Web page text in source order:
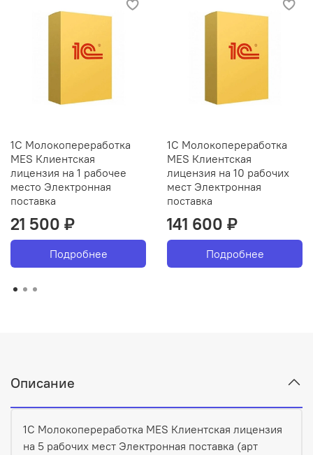
1С Молокопереработка
MES Клиентская
лицензия на 1 рабочее
место Электронная
поставка
21 500 ₽
Подробнее
1С Молокопереработка
MES Клиентская
лицензия на 10 рабочих
мест Электронная
поставка
141 600 ₽
Подробнее
Описание
1С Молокопереработка MES Клиентская лицензия
на 5 рабочих мест Электронная поставка (арт